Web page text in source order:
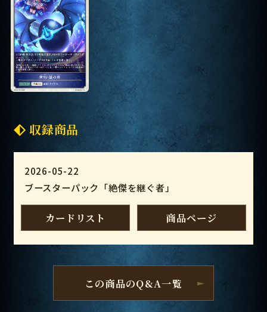
収録商品
2026-05-22
ブースターパック「絶傑を継ぐ者」
カードリスト 商品ページ
この商品のQ&A一覧